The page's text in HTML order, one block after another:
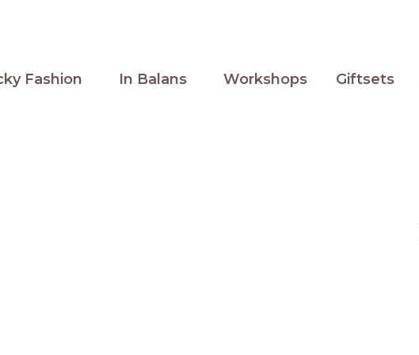
Fashion In Balans Workshops Giftsets